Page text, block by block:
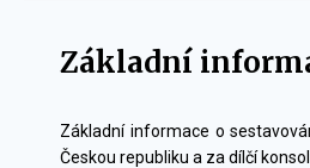
výkaznictví
Základní
Základní informace o
Českou republiku a za dílčí